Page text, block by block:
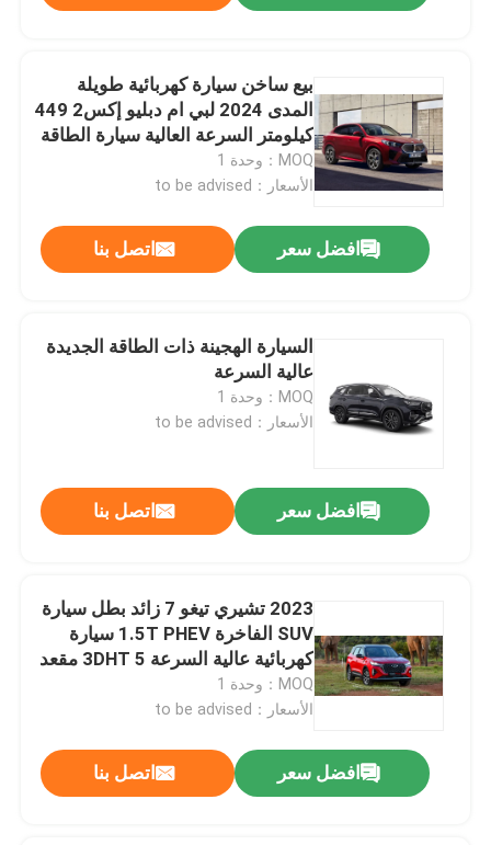
منزل
بيع ساخن سيارة كهربائية طويلة
المدى 2024 لبي ام دبليو إكس2 449
كيلومتر السرعة العالية سيارة الطاقة
الجديدة
MOQ：وحدة 1
الأسعار：to be advised
افضل سعر اتصل بنا
السيارة الهجينة ذات الطاقة الجديدة
عالية السرعة
MOQ：وحدة 1
الأسعار：to be advised
افضل سعر اتصل بنا
2023 تشيري تيغو 7 زائد بطل سيارة
SUV الفاخرة 1.5T PHEV سيارة
كهربائية عالية السرعة 3DHT 5 مقعد
تشيري تيغو 7 برو هيبريد بيع
MOQ：وحدة 1
الأسعار：to be advised
افضل سعر اتصل بنا